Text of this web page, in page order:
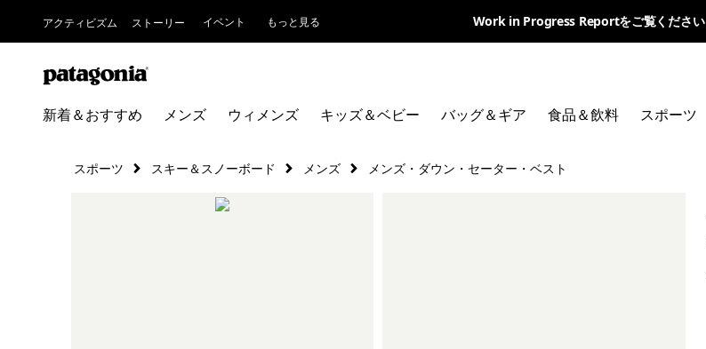
アクティビズム ストーリー イベント もっと見る Work in Progress Reportをご覧ください
新着＆おすすめ メンズ ウィメンズ キッズ＆ベビー バッグ＆ギア 食品＆飲料 スポーツ
スポーツ スキー＆スノーボード メンズ メンズ・ダウン・セーター・ベスト